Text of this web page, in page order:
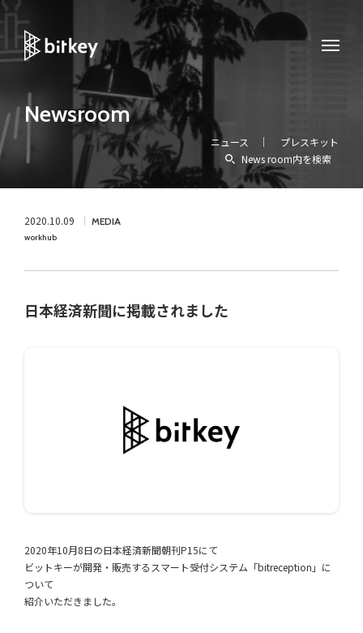
Newsroom
ニュース
プレスキット
News room内を検索
2020.10.09 MEDIA
workhub
日本経済新聞に掲載されました
2020年10月8日の日本経済新聞朝刊P15にて
ビットキーが開発・販売するスマート受付システム「bitreception」に
ついて
紹介いただきました。